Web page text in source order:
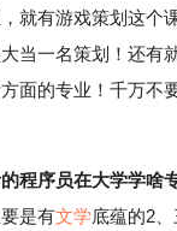
就有游戏策划这个
当一名策划！还有
面的专业！千万不
程序员在大学学啥
是有文学底蕴的2